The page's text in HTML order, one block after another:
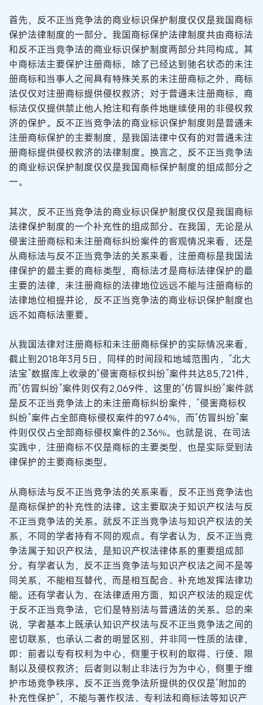
首先，反不正当竞争法的商业标识保护制度仅仅是我国商标
保护法律制度的一部分。我国商标保护法律制度共由商标法
和反不正当竞争法的商业标识保护制度两部分共同构成。其
中商标法主要保护注册商标，除了已经达到驰名状态的未注
册商标和当事人之间具有特殊关系的未注册商标之外，商标
法仅仅对注册商标提供侵权救济；对于普通未注册商标，商
标法仅仅提供禁止他人抢注和有条件地继续使用的非侵权救
济的保护。反不正当竞争法的商业标识保护制度则是普通未
注册商标保护的主要制度，是我国法律中仅有的对普通未注
册商标提供侵权救济的法律制度。换言之，反不正当竞争法
的商业标识保护制度仅仅是我国商标保护制度的组成部分之
一。
其次，反不正当竞争法的商业标识保护制度仅仅是我国商标
法律保护制度的一个补充性的组成部分。在我国，无论是从
侵害注册商标和未注册商标纠纷案件的客观情况来看，还是
从商标法与反不正当竞争法的关系来看，注册商标是我国法
律保护的最主要的商标类型，商标法才是商标法律保护的最
主要的法律，未注册商标的法律地位远远不能与注册商标的
法律地位相提并论，反不正当竞争法的商业标识保护制度也
远不如商标法重要。
从我国法律对注册商标和未注册商标保护的实际情况来看，
截止到2018年3月5日，同样的时间段和地域范围内，“北大
法宝”数据库上收录的“侵害商标权纠纷”案件共达85,721件，
而“仿冒纠纷”案件则仅有2,069件，这里的“仿冒纠纷”案件就
是反不正当竞争法上的未注册商标纠纷案件，“侵害商标权
纠纷”案件占全部商标侵权案件的97.64%，而“仿冒纠纷”案
件则仅仅占全部商标侵权案件的2.36%。也就是说，在司法
实践中，注册商标不仅是商标的主要类型，也是实际受到法
律保护的主要商标类型。
从商标法与反不正当竞争法的关系来看，反不正当竞争法也
是商标保护的补充性的法律。这主要取决于知识产权法与反
不正当竞争法的关系。就反不正当竞争法与知识产权法的关
系，不同的学者持有不同的观点。有学者认为，反不正当竞
争法属于知识产权法，是知识产权法律体系的重要组成部
分。有学者认为，反不正当竞争法与知识产权法之间不是等
同关系，不能相互替代，而是相互配合、补充地发挥法律功
能。还有学者认为，在法律适用方面，知识产权法的规定优
于反不正当竞争法，它们是特别法与普通法的关系。总的来
说，学者基本上既承认知识产权法与反不正当竞争法之间的
密切联系，也承认二者的明显区别，并非同一性质的法律，
即：前者以专有权利为中心，侧重于权利的取得、行使、限
制以及侵权救济；后者则以制止非法行为为中心，侧重于维
护市场竞争秩序。反不正当竞争法所提供的仅仅是“附加的
补充性保护”，不能与著作权法、专利法和商标法等知识产